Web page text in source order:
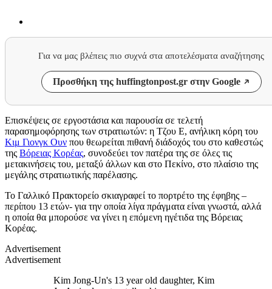
Για να μας βλέπεις πιο συχνά στα αποτελέσματα αναζήτησης
Προσθήκη της huffingtonpost.gr στην Google
Επισκέψεις σε εργοστάσια και παρουσία σε τελετή
παρασημοφόρησης των στρατιωτών: η Τζου Ε, ανήλικη κόρη του
Κιμ Γιονγκ Ουν που θεωρείται πιθανή διάδοχός του στο καθεστώς
της Βόρειας Κορέας, συνοδεύει τον πατέρα της σε όλες τις
μετακινήσεις του, μεταξύ άλλων και στο Πεκίνο, στο πλαίσιο της
μεγάλης στρατιωτικής παρέλασης.
Το Γαλλικό Πρακτορείο σκιαγραφεί το πορτρέτο της έφηβης –
περίπου 13 ετών- για την οποία λίγα πράγματα είναι γνωστά, αλλά
η οποία θα μπορούσε να γίνει η επόμενη ηγέτιδα της Βόρειας
Κορέας.
Advertisement
Advertisement
Kim Jong-Un's 13 year old daughter, Kim